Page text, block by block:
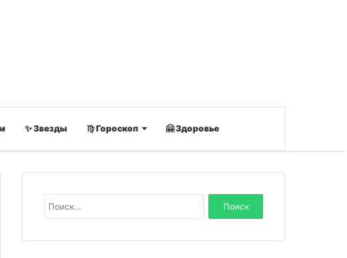
✨ Звезды ♍ Гороскоп 🤗 Здоровье
а